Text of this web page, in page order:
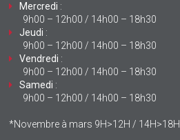
Mercredi :
9h00 – 12h00 / 14h00 – 18h30
Jeudi :
9h00 – 12h00 / 14h00 – 18h30
Vendredi :
9h00 – 12h00 / 14h00 – 18h30
Samedi :
9h00 – 12h00 / 14h00 – 18h30
*Novembre à mars 9H>12H / 14H>18H